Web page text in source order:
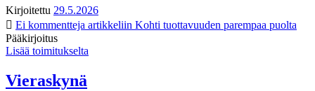
Kirjoitettu 29.5.2026
Ei kommentteja artikkeliin Kohti tuottavuuden parempaa puolta
Pääkirjoitus
Lisää toimitukselta
Vieraskynä